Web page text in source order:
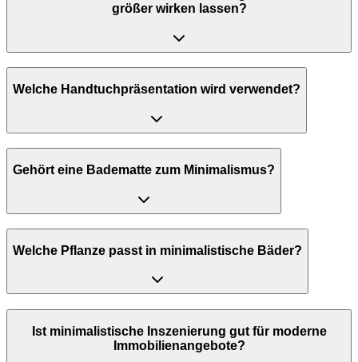
größer wirken lassen?
Welche Handtuchpräsentation wird verwendet?
Gehört eine Badematte zum Minimalismus?
Welche Pflanze passt in minimalistische Bäder?
Ist minimalistische Inszenierung gut für moderne
Immobilienangebote?